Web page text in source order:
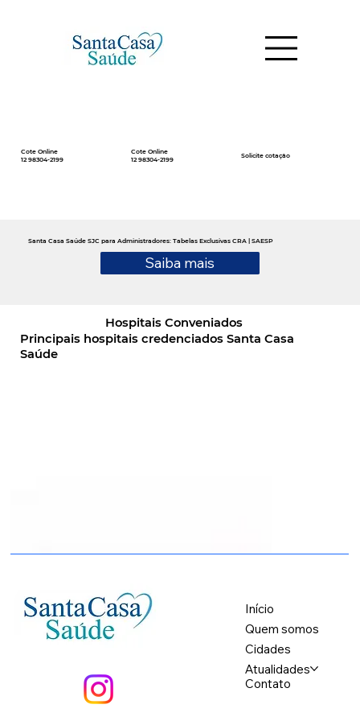
Cote Online
12 98304-2199
Cote Online
12 98304-2199
Solicite cotação
Santa Casa Saúde SJC para Administradores: Tabelas Exclusivas CRA | SAESP
Saiba mais
Hospitais Conveniados
Principais hospitais credenciados Santa Casa
Saúde
Início
Quem somos
Cidades
Atualidades
Contato